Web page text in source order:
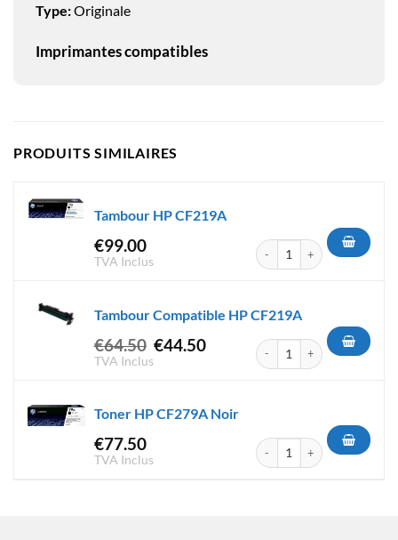
Type:Originale
Imprimantes compatibles
PRODUITS SIMILAIRES
Tambour HP CF219A
€99.00
TVA Inclus
quantité de Tambour HP
Tambour Compatible HP CF219A
€64.50 Le
€64.50.
€44.50Le
€44.50.
TVA Inclus
quantité de Tambour
Toner HP CF279A Noir
€77.50
TVA Inclus
quantité de Toner HP